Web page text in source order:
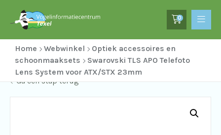
0
Home Webwinkel
Optiek accessoires en
schoonmaaksets
Swarovski TLS APO Telefoto
Lens System voor ATX/STX 23mm
Ga een stap terug